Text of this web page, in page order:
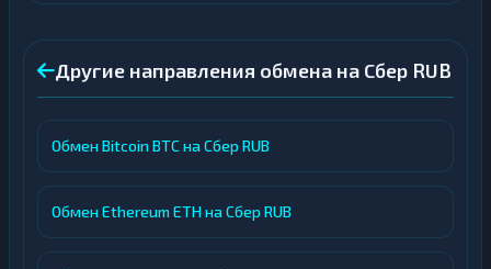
Другие направления обмена на Сбер RUB
Обмен Bitcoin BTC на Сбер RUB
Обмен Ethereum ETH на Сбер RUB